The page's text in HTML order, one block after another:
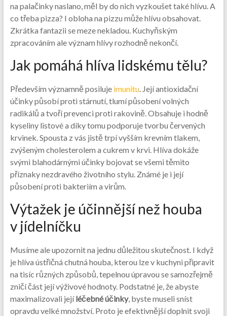
na palačinky naslano, měl by do nich vyzkoušet také hlívu. A
co třeba pizza? I obloha na pizzu může hlívu obsahovat.
Zkrátka fantazii se meze nekladou. Kuchyňským
zpracováním ale význam hlívy rozhodně nekončí.
Jak pomáhá hlíva lidskému tělu?
Především významně posiluje imunitu. Její antioxidační
účinky působí proti stárnutí, tlumí působení volných
radikálů a tvoří prevenci proti rakovině. Obsahuje i hodně
kyseliny listové a díky tomu podporuje tvorbu červených
krvinek. Spousta z vás jistě trpí vyšším krevním tlakem,
zvýšeným cholesterolem a cukrem v krvi. Hlíva dokáže
svými blahodárnými účinky bojovat se všemi těmito
příznaky nezdravého životního stylu. Známé je i její
působení proti bakteriím a virům.
Výtažek je účinnější než houba
v jídelníčku
Musíme ale upozornit na jednu důležitou skutečnost. I když
je hlíva ústřičná chutná houba, kterou lze v kuchyni připravit
na tisíc různých způsobů, tepelnou úpravou se samozřejmě
zničí část její výživové hodnoty. Podstatné je, že abyste
maximalizovali jejíléčebné účinky, byste museli sníst
opravdu velké množství. Proto je efektivnější doplnit svoji